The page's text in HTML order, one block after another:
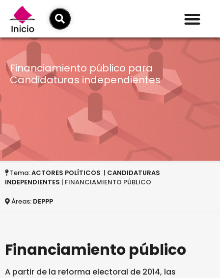
Financiamiento público para
Candidaturas independientes
Tema:ACTORES POLÍTICOS | CANDIDATURAS
INDEPENDIENTES | FINANCIAMIENTO PÚBLICO
Áreas: DEPPP
Financiamiento público
A partir de la reforma electoral de 2014, las